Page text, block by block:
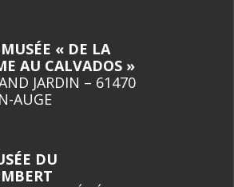
« DE LA
AU CALVADOS »
JARDIN – 61470
AUGE
DU